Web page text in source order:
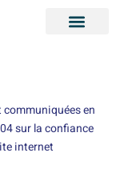
en
sur la confiance
internet